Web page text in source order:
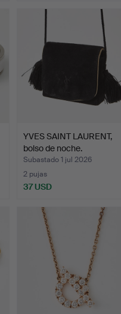
YVES SAINT LAURENT,
bolso de noche.
Subastado 1 jul 2026
2 pujas
37 USD